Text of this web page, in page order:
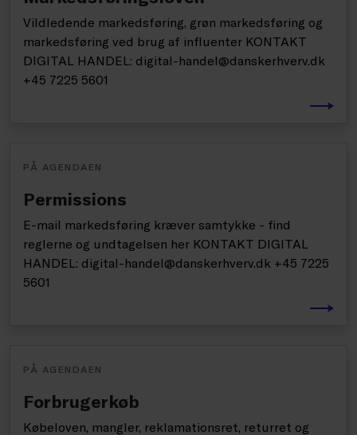
Vildledende markedsføring, grøn markedsføring og
markedsføring ved brug af influenter KONTAKT
DIGITAL HANDEL: digital-handel@danskerhverv.dk
+45 7225 5601
PÅ AGENDAEN
Permissions
E-mail markedsføring kræver samtykke - find
reglerne og undtagelsen her KONTAKT DIGITAL
HANDEL: digital-handel@danskerhverv.dk +45 7225
5601
PÅ AGENDAEN
Forbrugerkøb
Købeloven, mangler, reklamationsret, returret og